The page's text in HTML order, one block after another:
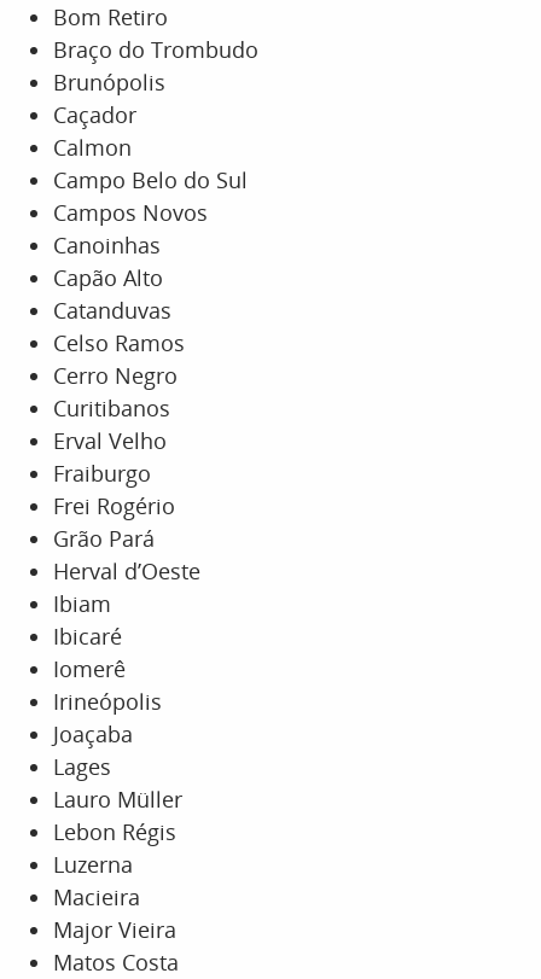
Bom Retiro
Braço do Trombudo
Brunópolis
Caçador
Calmon
Campo Belo do Sul
Campos Novos
Canoinhas
Capão Alto
Catanduvas
Celso Ramos
Cerro Negro
Curitibanos
Erval Velho
Fraiburgo
Frei Rogério
Grão Pará
Herval d’Oeste
Ibiam
Ibicaré
Iomerê
Irineópolis
Joaçaba
Lages
Lauro Müller
Lebon Régis
Luzerna
Macieira
Major Vieira
Matos Costa